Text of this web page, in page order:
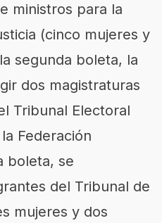
ministros para la
(cinco mujeres y
segunda boleta, la
dos magistraturas
Tribunal Electoral
Federación
boleta, se
del Tribunal de
mujeres y dos